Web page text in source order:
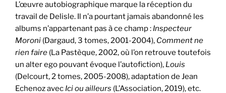
L’œuvre autobiographique marque la réception du
travail de Delisle. Il n’a pourtant jamais abandonné les
albums n’appartenant pas à ce champ : Inspecteur
Moroni (Dargaud, 3 tomes, 2001-2004), Comment ne
rien faire (La Pastèque, 2002, où l’on retrouve toutefois
un alter ego pouvant évoque l’autofiction), Louis
(Delcourt, 2 tomes, 2005-2008), adaptation de Jean
Echenoz avec Ici ou ailleurs (L’Association, 2019), etc.